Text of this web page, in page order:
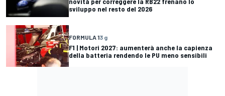
sviluppo nel resto del 2026
FORMULA 13 g
F1 | Motori 2027: aumenterà anche la capienza
della batteria rendendo le PU meno sensibili